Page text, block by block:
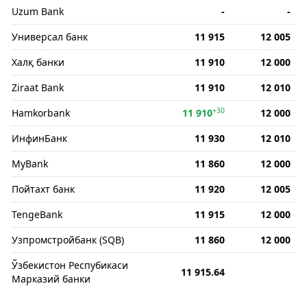
Uzum Bank -
-
Универсал банк
11 915
12 005
Халқ банки
11 910
12 000
Ziraat Bank
11 910
12 010
Hamkorbank
11 910+30
12 000
ИнфинБанк
11 930
12 010
MyBank
11 860
12 000
Пойтахт банк
11 920
12 005
TengeBank
11 915
12 000
Узпромстройбанк (SQB)
11 860
12 000
Ўзбекистон Респубикаси
Марказий банки
11 915.64